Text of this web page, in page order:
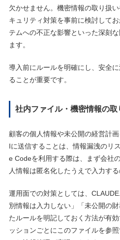
欠かせません。機密情報の取り扱
キュリティ対策を事前に検討して
テムへの不正な影響といった深刻
ます。
導入前にルールを明確にし、安全
ることが重要です。
社内ファイル・機密情報の取
顧客の個人情報や未公開の経営計
Iに送信することは、情報漏洩のリ
e Codeを利用する際は、まず会社
人情報は匿名化したうえで入力する
運用面での対策としては、
別情報は入力しない」「未公開の
たルールを明記しておく方法が有
ッションごとにこのファイルを参